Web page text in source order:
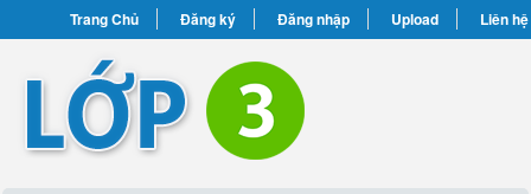
Trang Chủ Đăng ký Đăng nhập Upload Liên hệ